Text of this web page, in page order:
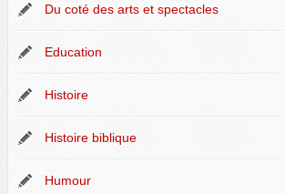
Du coté des arts et spectacles
Education
Histoire
Histoire biblique
Humour